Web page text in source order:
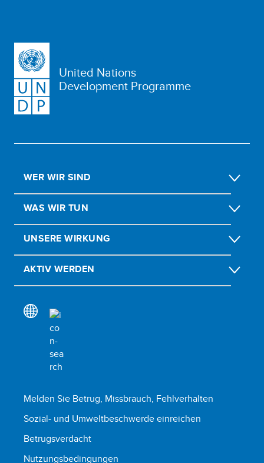
United Nations
Development Programme
WER WIR SIND
WAS WIR TUN
UNSERE WIRKUNG
AKTIV WERDEN
Melden Sie Betrug, Missbrauch, Fehlverhalten
Sozial- und Umweltbeschwerde einreichen
Betrugsverdacht
Nutzungsbedingungen